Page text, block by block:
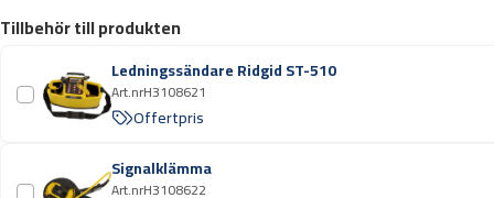
e
Tillbehör till produkten
Ledningssändare Ridgid ST-510
Art.nrH3108621
Offertpris
Signalklämma
Art.nrH3108622